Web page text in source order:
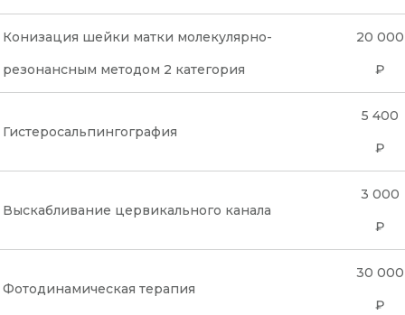
Конизация шейки матки молекулярно-
резонансным методом 2 категория
20 000
₽
Гистеросальпингография
5 400
₽
Выскабливание цервикального канала
3 000
₽
Фотодинамическая терапия
30 000
₽